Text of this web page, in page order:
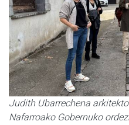
Judith Ubarrechena
Nafarroako Gobernuko